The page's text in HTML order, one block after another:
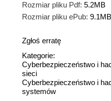
Rozmiar pliku Pdf: 5.2MB
Rozmiar pliku ePub: 9.1MB
Zgłoś erratę
Kategorie:
Cyberbezpieczeństwo i
sieci
Cyberbezpieczeństwo i
systemów